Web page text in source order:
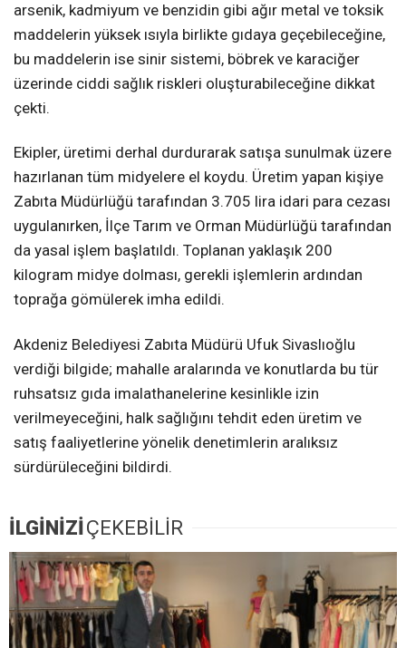
arsenik, kadmiyum ve benzidin gibi ağır metal ve toksik
maddelerin yüksek ısıyla birlikte gıdaya geçebileceğine,
bu maddelerin ise sinir sistemi, böbrek ve karaciğer
üzerinde ciddi sağlık riskleri oluşturabileceğine dikkat
çekti.
Ekipler, üretimi derhal durdurarak satışa sunulmak üzere
hazırlanan tüm midyelere el koydu. Üretim yapan kişiye
Zabıta Müdürlüğü tarafından 3.705 lira idari para cezası
uygulanırken, İlçe Tarım ve Orman Müdürlüğü tarafından
da yasal işlem başlatıldı. Toplanan yaklaşık 200
kilogram midye dolması, gerekli işlemlerin ardından
toprağa gömülerek imha edildi.
Akdeniz Belediyesi Zabıta Müdürü Ufuk Sivaslıoğlu
verdiği bilgide; mahalle aralarında ve konutlarda bu tür
ruhsatsız gıda imalathanelerine kesinlikle izin
verilmeyeceğini, halk sağlığını tehdit eden üretim ve
satış faaliyetlerine yönelik denetimlerin aralıksız
sürdürüleceğini bildirdi.
İLGİNİZİÇEKEBİLİR